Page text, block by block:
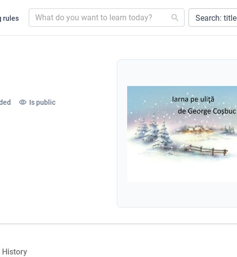
rules Search: title
Is public
History